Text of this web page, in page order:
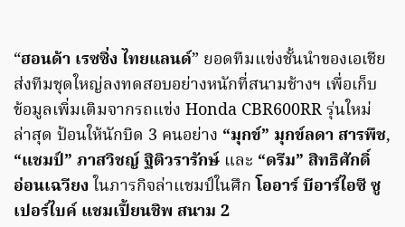
“ฮอนด้า เรซซิ่ง ไทยแลนด์” ยอดทีมแข่งชั้นนำของเอเชีย
ส่งทีมชุดใหญ่ลงทดสอบอย่างหนักที่สนามช้างฯ เพื่อเก็บ
ข้อมูลเพิ่มเติมจากรถแข่ง Honda CBR600RR รุ่นใหม่
ล่าสุด ป้อนให้นักบิด 3 คนอย่าง “มุกข์” มุกข์ลดา สารพืช,
“แชมป์” ภาสวิชญ์ ฐิติวรารักษ์ และ “ดรีม” สิทธิศักดิ์
อ่อนเฉวียงในภารกิจล่าแชมป์ในศึกโออาร์ บีอาร์ไอซี ซู
เปอร์ไบค์ แชมเปี้ยนชิพ สนาม 2